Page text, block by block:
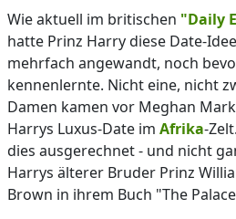
Wie aktuell im britischen "Daily
hatte Prinz Harry diese Date-
mehrfach angewandt, noch
kennenlernte. Nicht eine, nicht
Damen kamen vor Meghan
Harrys Luxus-Date im Afrika-
dies ausgerechnet - und nicht
Harrys älterer Bruder Prinz
Brown in ihrem Buch "The